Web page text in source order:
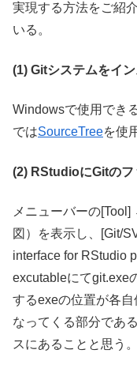
実現する方法をご紹
いる。
(1) Gitシステムをイ
Windowsで使用でき
ではSourceTreeを使
(2) RStudioにGitのフ
メニューバーの
図）を表示し、[Git/
interface for RStudio
excutableにてgit.exe
するexeの位置が各
なってくる部分であ
スにあることと思う。